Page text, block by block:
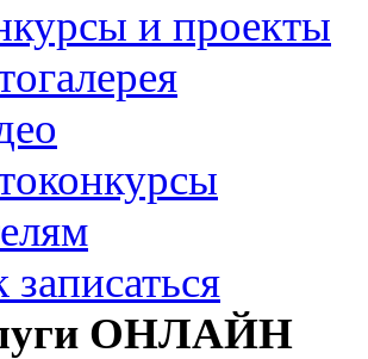
и проекты
записаться
ОНЛАЙН